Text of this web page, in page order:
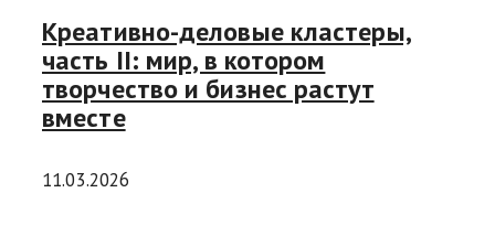
Креативно-деловые кластеры,
часть II: мир, в котором
творчество и бизнес растут
вместе
11.03.2026